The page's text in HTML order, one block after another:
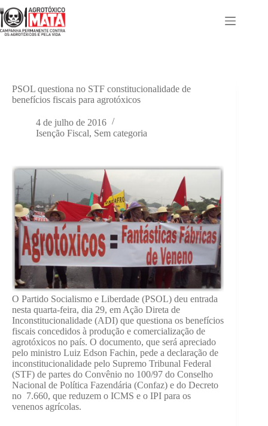
para
o
conteúdo
PSOL questiona no STF constitucionalidade de
benefícios fiscais para agrotóxicos
4 de julho de 2016
Isenção Fiscal, Sem categoria
O Partido Socialismo e Liberdade (PSOL) deu entrada
nesta quarta-feira, dia 29, em Ação Direta de
Inconstitucionalidade (ADI) que questiona os benefícios
fiscais concedidos à produção e comercialização de
agrotóxicos no país. O documento, que será apreciado
pelo ministro Luiz Edson Fachin, pede a declaração de
inconstitucionalidade pelo Supremo Tribunal Federal
(STF) de partes do Convênio no 100/97 do Conselho
Nacional de Política Fazendária (Confaz) e do Decreto
no 7.660, que reduzem o ICMS e o IPI para os
venenos agrícolas.